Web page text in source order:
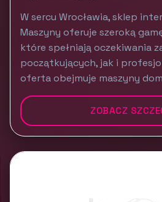
W sercu Wrocławia, sklep
Maszyny oferuje szeroką
które spełniają oczekiwania
początkujących, jak i
oferta obejmuje maszyny
ZOBACZ